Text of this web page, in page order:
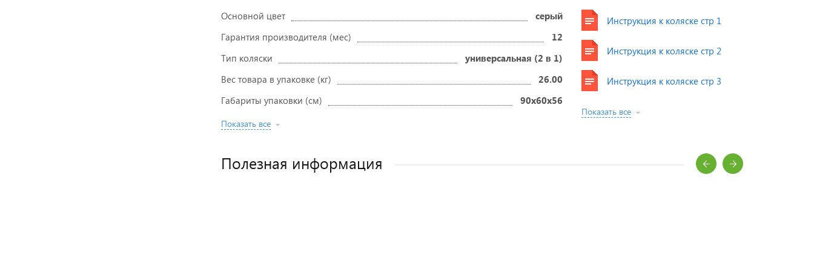
Основной цвет
серый
Гарантия производителя (мес)
12
Тип коляски
универсальная (2 в 1)
Вес товара в упаковке (кг)
26.00
Габариты упаковки (см)
90x60x56
Показать все
Инструкция к коляске стр 1
Инструкция к коляске стр 2
Инструкция к коляске стр 3
Показать все
Полезная информация